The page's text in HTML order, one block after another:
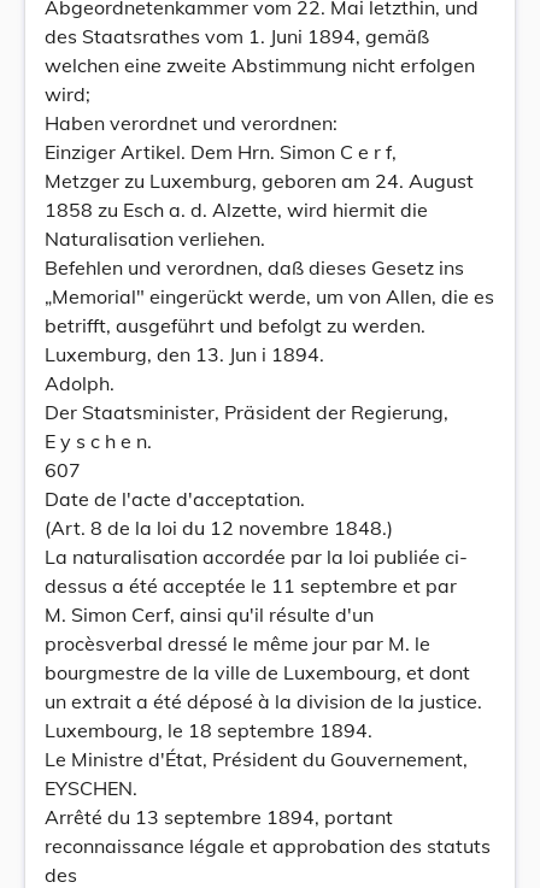
Abgeordnetenkammer vom 22. Mai letzthin, und
des Staatsrathes vom 1. Juni 1894, gemäß
welchen eine zweite Abstimmung nicht erfolgen
wird;
Haben verordnet und verordnen:
Einziger Artikel. Dem Hrn. Simon C e r f,
Metzger zu Luxemburg, geboren am 24. August
1858 zu Esch a. d. Alzette, wird hiermit die
Naturalisation verliehen.
Befehlen und verordnen, daß dieses Gesetz ins
„Memorial" eingerückt werde, um von Allen, die es
betrifft, ausgeführt und befolgt zu werden.
Luxemburg, den 13. Jun i 1894.
Adolph.
Der Staatsminister, Präsident der Regierung,
E y s c h e n.
607
Date de l'acte d'acceptation.
(Art. 8 de la loi du 12 novembre 1848.)
La naturalisation accordée par la loi publiée ci-
dessus a été acceptée le 11 septembre et par
M. Simon Cerf, ainsi qu'il résulte d'un
procèsverbal dressé le même jour par M. le
bourgmestre de la ville de Luxembourg, et dont
un extrait a été déposé à la division de la justice.
Luxembourg, le 18 septembre 1894.
Le Ministre d'État, Président du Gouvernement,
EYSCHEN.
Arrêté du 13 septembre 1894, portant
reconnaissance légale et approbation des statuts
des